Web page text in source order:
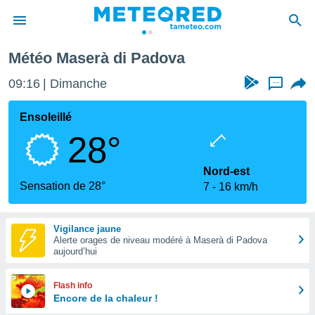
de
Météo Maserà di Padova
09:16 Dimanche ...
Ensoleillé
28°
Sensation de 28°
Nord-est
7
16 km/h
Vigilance jaune
Alerte orages de niveau modéré à Maserà di Padova
aujourd’hui
Flash info
Encore de la chaleur !